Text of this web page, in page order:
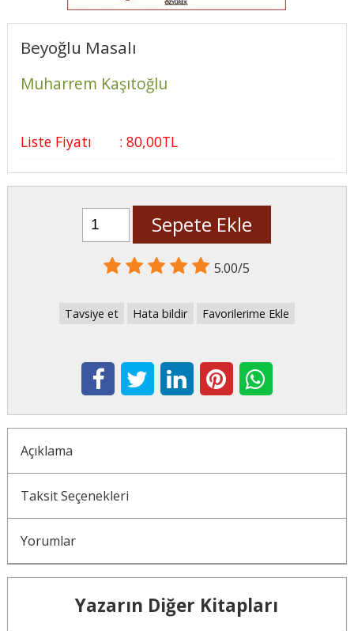
Beyoğlu Masalı
Muharrem Kaşıtoğlu
Liste Fiyatı : 80,00TL
Sepete Ekle
5.00/5
Tavsiye et Hata bildir Favorilerime Ekle
Açıklama
Taksit Seçenekleri
Yorumlar
Yazarın Diğer Kitapları